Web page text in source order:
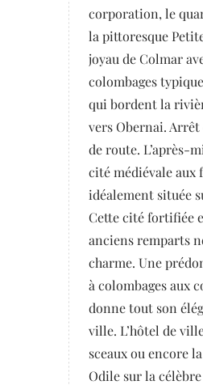
corporation, le
la pittoresque
joyau de Colmar
colombages
qui bordent la
vers Obernai.
de route. L’après-
cité médiévale aux
idéalement située
Cette cité fortifiée
anciens remparts
charme. Une
à colombages aux
donne tout son
ville. L’hôtel de
sceaux ou encore
Odile sur la